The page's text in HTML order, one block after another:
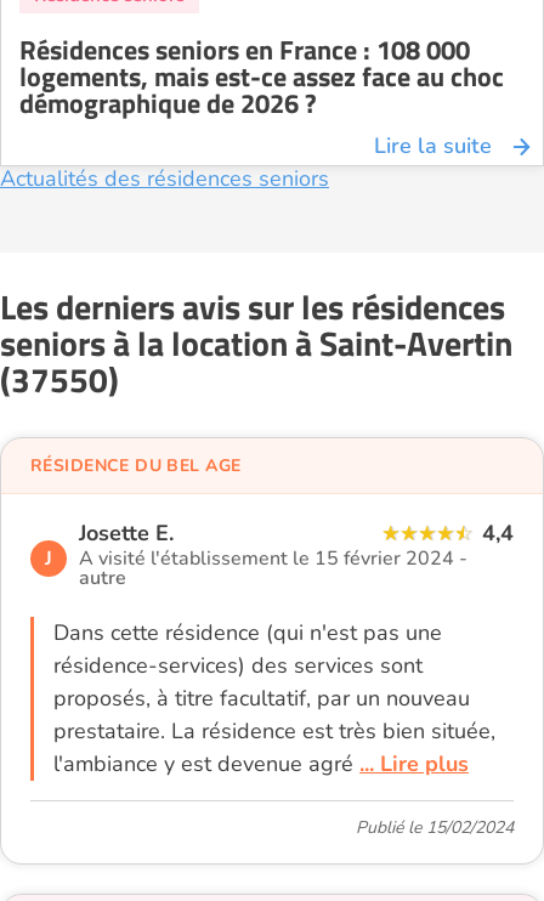
Résidences seniors en France : 108 000
logements, mais est-ce assez face au choc
démographique de 2026 ?
Lire la suite
Actualités des résidences seniors
Les derniers avis sur les résidences
seniors à la location à Saint-Avertin
(37550)
J
Josette E. 4,4
A visité l'établissement le 15 février 2024 -
autre
Dans cette résidence (qui n'est pas une
résidence-services) des services sont
proposés, à titre facultatif, par un nouveau
prestataire. La résidence est très bien située,
l'ambiance y est devenue agré ... Lire plus
RÉSIDENCE DU BEL AGE
Publié le 15/02/2024